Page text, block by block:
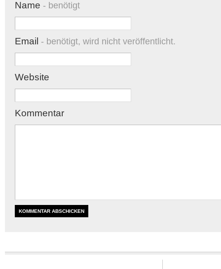
Name - benötigt
Email - benötigt, wird nicht veröffentlicht.
Website
Kommentar